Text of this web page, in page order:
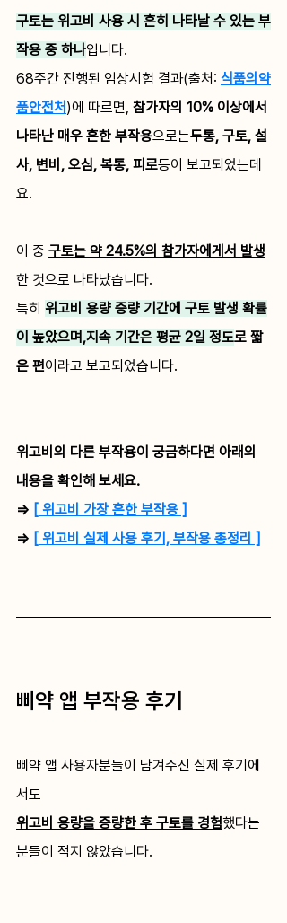
구토는 위고비 사용 시 흔히 나타날 수 있는 부
작용 중 하나입니다.
68주간 진행된 임상시험 결과(출처: 식품의약
품안전처 )에 따르면, 참가자의 10% 이상에서
나타난 매우 흔한 부작용으로는두통, 구토, 설
사, 변비, 오심, 복통, 피로등이 보고되었는데
요.
이 중 구토는 약 24.5%의 참가자에게서 발생
한 것으로 나타났습니다.
특히 위고비 용량 증량 기간에 구토 발생 확률
이 높았으며,지속 기간은 평균 2일 정도로 짧
은 편이라고 보고되었습니다.
위고비의 다른 부작용이 궁금하다면 아래의
내용을 확인해 보세요.
=> [ 위고비 가장 흔한 부작용 ]
=> [ 위고비 실제 사용 후기, 부작용 총정리 ]
삐약 앱 부작용 후기
삐약 앱 사용자분들이 남겨주신 실제 후기에
서도
위고비 용량을 증량한 후 구토를 경험했다는
분들이 적지 않았습니다.